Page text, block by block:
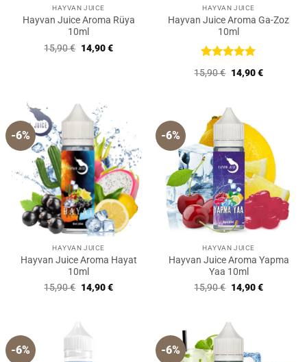
HAYVAN JUICE
Hayvan Juice Aroma Rüya
10ml
15,90€ Ursprünglicher
Preis
14,90€Aktueller
HAYVAN JUICE
Hayvan Juice Aroma Ga-Zoz
10ml
Bewertet
mit 5 von
15,90€ Ursprünglicher
Preis
14,90€Aktueller
-6%
HAYVAN JUICE
Hayvan Juice Aroma Hayat
10ml
15,90€ Ursprünglicher
Preis
14,90€Aktueller
-6%
HAYVAN JUICE
Hayvan Juice Aroma Yapma
Yaa 10ml
15,90€ Ursprünglicher
Preis
14,90€Aktueller
-6% -6%